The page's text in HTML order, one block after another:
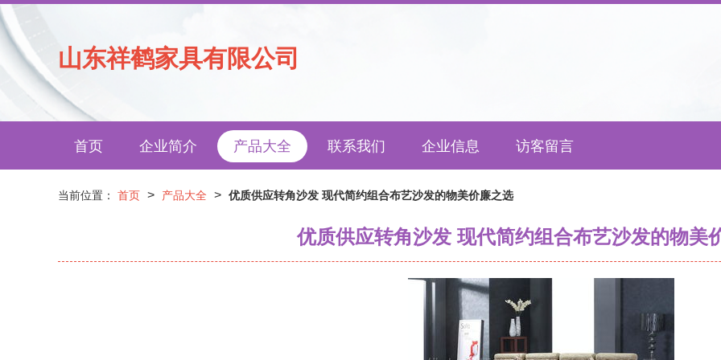
山东祥鹤家具有限公司
首页 企业简介 产品大全 联系我们 企业信息 访客留言
当前位置： 首页 > 产品大全 > 优质供应转角沙发 现代简约组合布艺沙发的物美价廉之选
优质供应转角沙发 现代简约组合布艺沙发的物美